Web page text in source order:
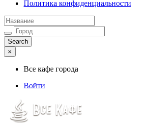
Политика конфиденциальности
×
Все кафе города
Войти